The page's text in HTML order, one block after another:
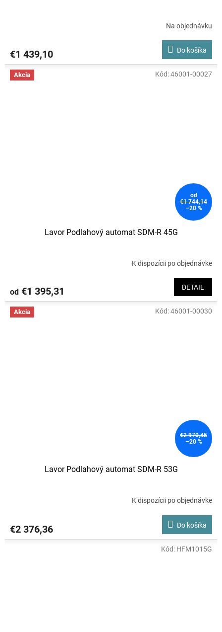
Na objednávku
€1 439,10 Do košíka
Akcia
od
€1 744,14
–20 %
Lavor Podlahový automat SDM-R 45G
K dispozícii po objednávke
od €1 395,31 DETAIL
Kód:46001-00027
Akcia
€2 970,45
–20 %
Lavor Podlahový automat SDM-R 53G
K dispozícii po objednávke
€2 376,36 Do košíka
Kód:46001-00030
Kód: HFM1015G